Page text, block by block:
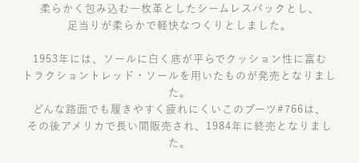
柔らかく包み込む一枚革としたシームレスバックとし、
足当りが柔らかで軽快なつくりとしました。
1953年には、ソールに白く底が平らでクッション性に富む
トラクショントレッド・ソールを用いたものが発売となりまし
た。
どんな路面でも履きやすく疲れにくいこのブーツ#766は、
その後アメリカで長い間販売され、1984年に終売となりまし
た。